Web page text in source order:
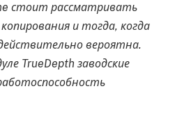
стоит рассматривать
и тогда, когда
вероятна.
TrueDepth заводские